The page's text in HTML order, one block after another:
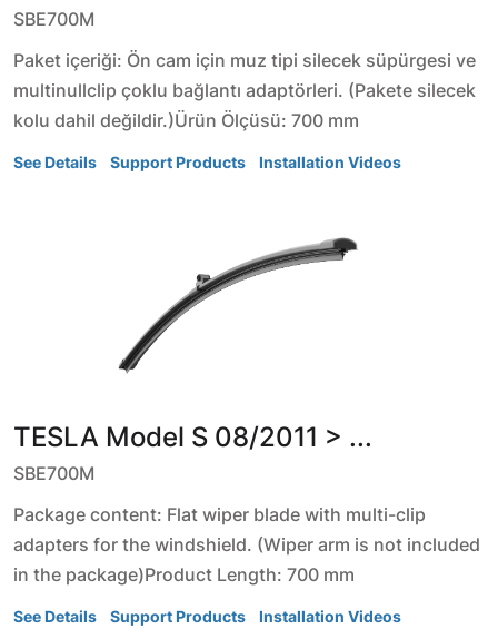
SBE700M
Paket içeriği: Ön cam için muz tipi silecek süpürgesi ve
multinullclip çoklu bağlantı adaptörleri. (Pakete silecek
kolu dahil değildir.)Ürün Ölçüsü: 700 mm
See Details Support Products Installation Videos
TESLA Model S 08/2011 > ...
SBE700M
Package content: Flat wiper blade with multi-clip
adapters for the windshield. (Wiper arm is not included
in the package)Product Length: 700 mm
See Details Support Products Installation Videos